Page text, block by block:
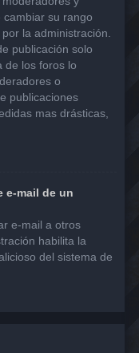
su rango
la administración.
publicación solo
de los foros lo
o
publicaciones
mas drásticas,
e-mail de un
e-mail a otros
habilita la
del sistema de